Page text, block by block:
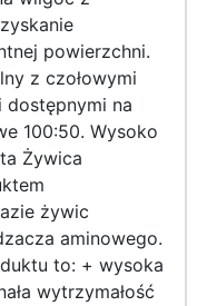
powierzchni.
z czołowymi
dostępnymi na
100:50. Wysoko
Żywica
żywic
aminowego.
to: + wysoka
wytrzymałość